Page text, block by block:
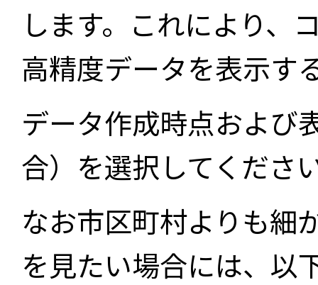
します。これにより、
高精度データを表示す
データ作成時点および
合）を選択してくださ
なお市区町村よりも細
を見たい場合には、以